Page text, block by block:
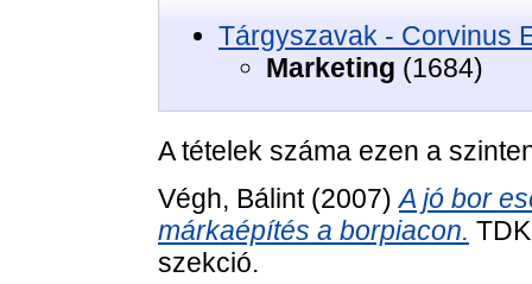
Tárgyszavak - Corvinus
Marketing (1684)
A tételek száma ezen a
Végh, Bálint(2007)A jó bor
márkaépítés a borpiacon.
szekció.